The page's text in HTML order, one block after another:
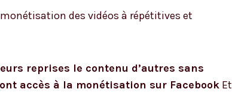
des vidéos à répétitives et
reprises le contenu d’autres sans
accès à la monétisation sur Facebook Et